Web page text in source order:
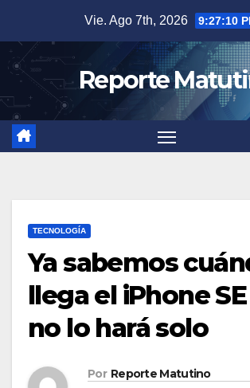
contenido
Vie. Ago 7th, 2026 9:27:11
Reporte
TECNOLOGÍA
Ya sabemos
llega el iPhone
no lo hará solo
Por Reporte Matutino